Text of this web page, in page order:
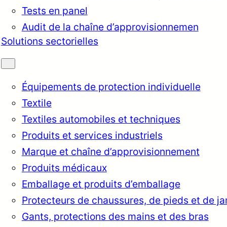
Tests en panel
Audit de la chaîne d’approvisionnemen
Solutions sectorielles
Équipements de protection individuelle
Textile
Textiles automobiles et techniques
Produits et services industriels
Marque et chaîne d’approvisionnement
Produits médicaux
Emballage et produits d’emballage
Protecteurs de chaussures, de pieds et de
Gants, protections des mains et des bras
English Français